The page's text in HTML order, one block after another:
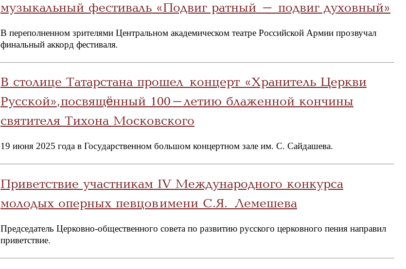
музыкальный фестиваль «Подвиг ратный – подвиг духовный»
В переполненном зрителями Центральном академическом театре Российской Армии прозвучал
финальный аккорд фестиваля.
В столице Татарстана прошел концерт «Хранитель Церкви
Русской», посвящённый 100-летию блаженной кончины
святителя Тихона Московского
19 июня 2025 года в Государственном большом концертном зале им. С. Сайдашева.
Приветствие участникам IV Международного конкурса
молодых оперных певцов имени С.Я. Лемешева
Председатель Церковно-общественного совета по развитию русского церковного пения направил
приветствие.